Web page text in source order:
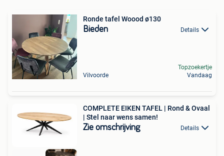
Ronde tafel Woood ø130
Bieden Details
Vilvoorde
Topzoekertje
Vandaag
COMPLETE EIKEN TAFEL | Rond & Ovaal
| Stel naar wens samen!
Zie omschrijving Details